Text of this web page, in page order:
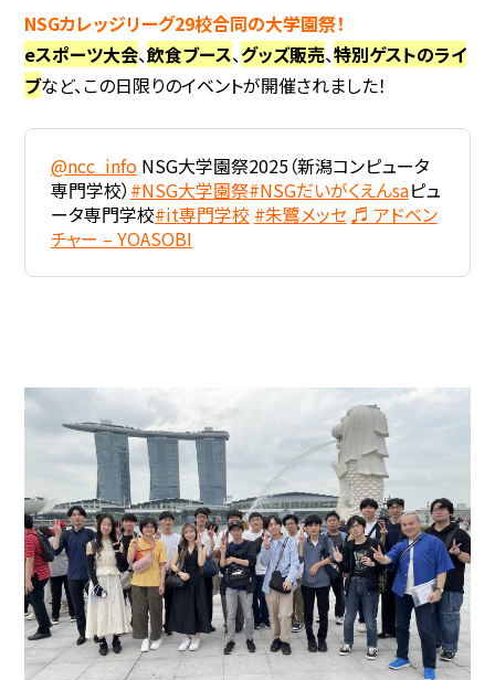
NSGカレッジリーグ29校合同の大学園祭！
eスポーツ大会、飲食ブース、グッズ販売、特別ゲストのライ
ブなど、この日限りのイベントが開催されました！
@ncc_infoNSG大学園祭2025（新潟コンピュータ
専門学校） #NSG大学園祭#NSGだいがくえんsaピュ
ータ専門学校#it専門学校 #朱鷺メッセ ♬ アドベン
チャー – YOASOBI